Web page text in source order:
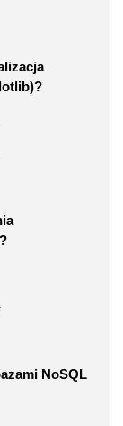
NoSQL